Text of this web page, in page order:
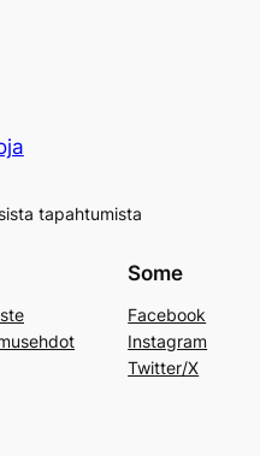
tapahtumista
Some
Facebook
Instagram
Twitter/X